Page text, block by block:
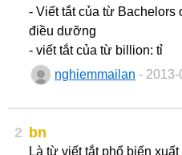
- Viết tắt của từ Bachelors
điều dưỡng
- viết tắt của từ billion: tỉ
nghiemmailan - 2013-
2 bn
Là từ viết tắt phổ biến xuất